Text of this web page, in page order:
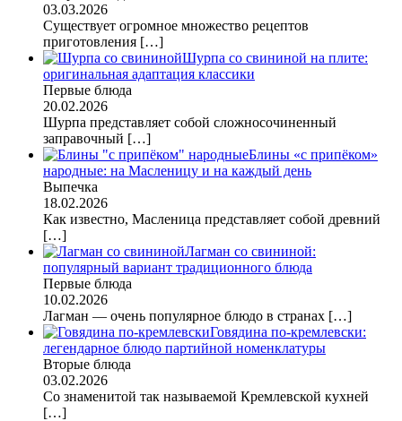
03.03.2026
Существует огромное множество рецептов
приготовления […]
Шурпа со свининой на плите:
оригинальная адаптация классики
Первые блюда
20.02.2026
Шурпа представляет собой сложносочиненный
заправочный […]
Блины «с припёком»
народные: на Масленицу и на каждый день
Выпечка
18.02.2026
Как известно, Масленица представляет собой древний
[…]
Лагман со свининой:
популярный вариант традиционного блюда
Первые блюда
10.02.2026
Лагман — очень популярное блюдо в странах […]
Говядина по-кремлевски:
легендарное блюдо партийной номенклатуры
Вторые блюда
03.02.2026
Со знаменитой так называемой Кремлевской кухней
[…]